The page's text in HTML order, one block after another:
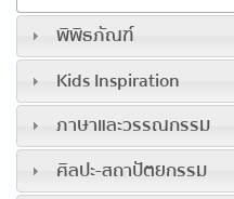
พิพิธภัณฑ์
Kids Inspiration
ภาษาและวรรณกรรม
ศิลปะ-สถาปัตยกรรม